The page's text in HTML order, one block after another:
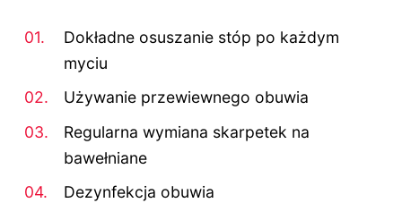
Dokładne osuszanie stóp po każdym
myciu
Używanie przewiewnego obuwia
Regularna wymiana skarpetek na
bawełniane
Dezynfekcja obuwia